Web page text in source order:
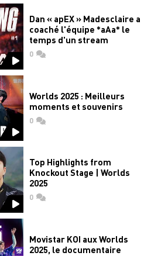
Dan « apEX » Madesclaire a
coaché l'équipe *aAa* le
temps d'un stream
0commentaires
Worlds 2025 : Meilleurs
moments et souvenirs
0commentaires
Top Highlights from
Knockout Stage | Worlds
2025
0commentaires
Movistar KOI aux Worlds
2025, le documentaire